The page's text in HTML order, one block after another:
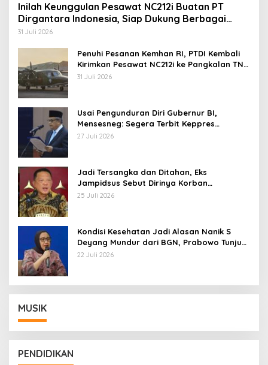
Inilah Keunggulan Pesawat NC212i Buatan PT
Dirgantara Indonesia, Siap Dukung Berbagai
Operasi TNI
31 Juli 2026
Penuhi Pesanan Kemhan RI, PTDI Kembali
Kirimkan Pesawat NC212i ke Pangkalan TNI
AU
31 Juli 2026
Usai Pengunduran Diri Gubernur BI,
Mensesneg: Segera Terbit Keppres
Pemberhentian dengan Hormat
27 Juli 2026
Jadi Tersangka dan Ditahan, Eks
Jampidsus Sebut Dirinya Korban
Kriminalisasi
25 Juli 2026
Kondisi Kesehatan Jadi Alasan Nanik S
Deyang Mundur dari BGN, Prabowo Tunjuk
Wamentan Sudaryono
22 Juli 2026
MUSIK
PENDIDIKAN